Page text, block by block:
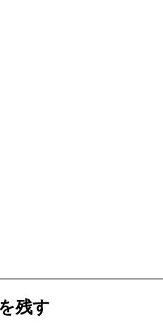
残す